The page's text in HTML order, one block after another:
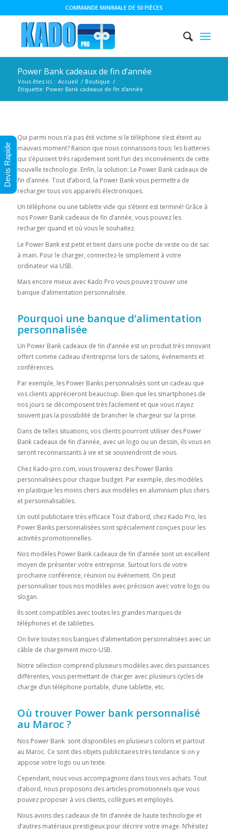
COMMANDE MINIMALE DE 50 PIÈCES
Power Bank cadeaux de fin d’année
Vous êtes ici : Accueil / Boutique /
Etiquette: Power Bank cadeaux de fin d’année
Qui parmi nous n’a pas été victime si le téléphone s’est éteint au
mauvais moment? Raison que nous connaissons tous: les batteries
qui s’épuisent très rapidement sont l’un des inconvénients de cette
nouvelle technologie. Enfin, la solution: Le Power Bank cadeaux de
fin d’année. Tout d’abord, la Power Bank vous permettra de
recharger tous vos appareils électroniques.
Un téléphone ou une tablette vide qui s’éteint est terminé! Grâce à
nos Power Bank cadeaux de fin d’année, vous pouvez les
recharger quand et où vous le souhaitez.
Le Power Bank est petit et tient dans une poche de veste ou de sac
à main. Pour le charger, connectez-le simplement à votre
ordinateur via USB.
Mais encore mieux avec Kado Pro vous pouvez trouver une
banque d’alimentation personnalisée.
Pourquoi une banque d’alimentation
personnalisée
Un Power Bank cadeaux de fin d’année est un produit très innovant
offert comme cadeau d’entreprise lors de salons, événements et
conférences.
Par exemple, les Power Banks personnalisés sont un cadeau que
vos clients apprécieront beaucoup. Bien que les smartphones de
nos jours se décomposent très facilement et que vous n’ayez
souvent pas la possibilité de brancher le chargeur sur la prise.
Dans de telles situations, vos clients pourront utiliser des Power
Bank cadeaux de fin d’année, avec un logo ou un dessin, ils vous en
seront reconnaissants à vie et se souviendront de vous.
Chez Kado-pro.com, vous trouverez des Power Banks
personnalisées pour chaque budget. Par exemple, des modèles
en plastique les moins chers aux modèles en aluminium plus chers
et personnalisables.
Un outil publicitaire très efficace Tout d’abord, chez Kado Pro, les
Power Banks personnalisées sont spécialement conçues pour les
activités promotionnelles.
Nos modèles Power Bank cadeaux de fin d’année sont un excellent
moyen de présenter votre entreprise. Surtout lors de votre
prochaine conférence, réunion ou événement. On peut
personnaliser tous nos modèles avec précision avec votre logo ou
slogan.
Ils sont compatibles avec toutes les grandes marques de
téléphones et de tablettes.
On livre toutes nos banques d’alimentation personnalisées avec un
câble de chargement micro-USB.
Notre sélection comprend plusieurs modèles avec des puissances
différentes, vous permettant de charger avec plusieurs cycles de
charge d’un téléphone portable, d’une tablette, etc.
Où trouver Power bank personnalisé
au Maroc ?
Nos Power Bank sont disponibles en plusieurs coloris et partout
au Maroc. Ce sont des objets publicitaires très tendance si on y
appose votre logo ou un texte.
Cependant, nous vous accompagnons dans tous vos achats. Tout
d’abord, nous proposons des articles promotionnels que vous
pouvez proposer à vos clients, collègues et employés.
Nous avons des cadeaux de fin d’année de haute technologie et
d’autres matériaux prestigieux pour décrire votre image. N’hésitez
Devis Rapide